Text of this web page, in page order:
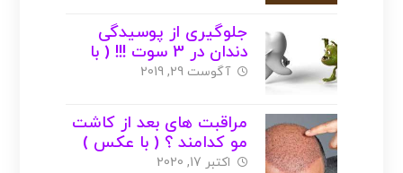
جلوگیری از پوسیدگی
دندان در 3 سوت !!! ( با
عکس )
آگوست 29, 2019
مراقبت های بعد از کاشت
مو کدامند ؟ ( با عکس )
اکتبر 17, 2020